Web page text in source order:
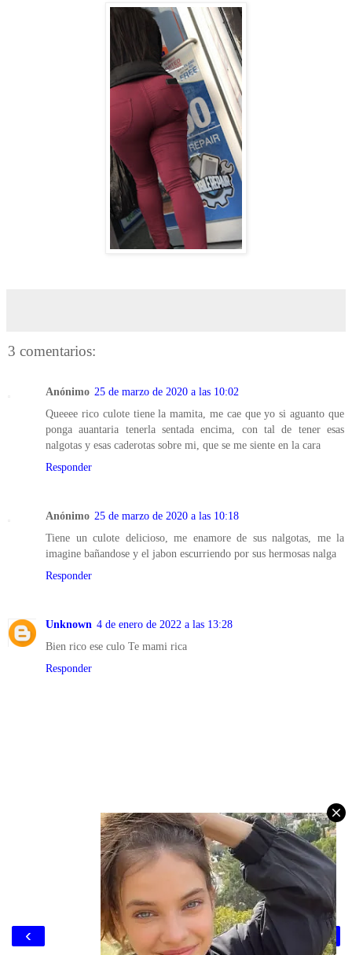
3 comentarios:
Anónimo 25 de marzo de 2020 a las 10:02
Queeee rico culote tiene la mamita, me cae que yo si aguanto que
ponga auantaria tenerla sentada encima, con tal de tener esas
nalgotas y esas caderotas sobre mi, que se me siente en la cara
Responder
Anónimo 25 de marzo de 2020 a las 10:18
Tiene un culote delicioso, me enamore de sus nalgotas, me la
imagine bañandose y el jabon escurriendo por sus hermosas nalga
Responder
Unknown 4 de enero de 2022 a las 13:28
Bien rico ese culo Te mami rica
Responder
‹ Inicio